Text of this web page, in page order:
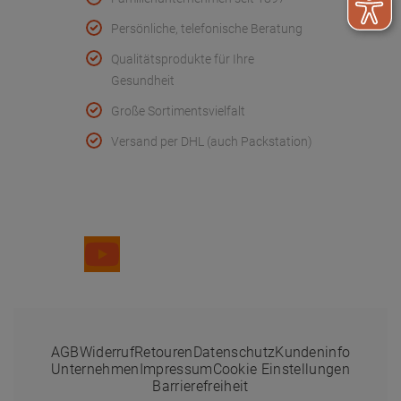
Persönliche, telefonische Beratung
Qualitätsprodukte für Ihre
Gesundheit
Große Sortimentsvielfalt
Versand per DHL (auch Packstation)
AGBWiderrufRetouren DatenschutzKundeninfo
Unternehmen ImpressumCookie Einstellungen
Barrierefreiheit